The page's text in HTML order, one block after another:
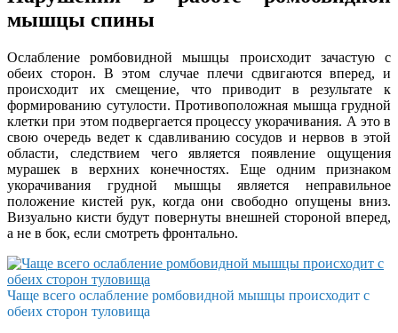
мышцы спины
Ослабление ромбовидной мышцы происходит зачастую с
обеих сторон. В этом случае плечи сдвигаются вперед, и
происходит их смещение, что приводит в результате к
формированию сутулости. Противоположная мышца грудной
клетки при этом подвергается процессу укорачивания. А это в
свою очередь ведет к сдавливанию сосудов и нервов в этой
области, следствием чего является появление ощущения
мурашек в верхних конечностях. Еще одним признаком
укорачивания грудной мышцы является неправильное
положение кистей рук, когда они свободно опущены вниз.
Визуально кисти будут повернуты внешней стороной вперед,
а не в бок, если смотреть фронтально.
Чаще всего ослабление ромбовидной мышцы происходит с
обеих сторон туловища